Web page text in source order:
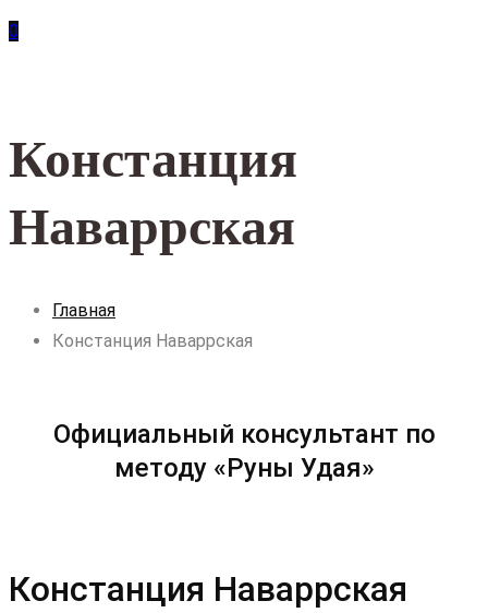
0
Констанция
Наваррская
Главная
Констанция Наваррская
Официальный консультант по
методу «Руны Удая»
Констанция Наваррская